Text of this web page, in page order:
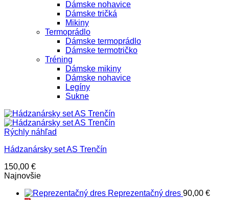
Dámske nohavice
Dámske tričká
Mikiny
Termoprádlo
Dámske termoprádlo
Dámske termotričko
Tréning
Dámske mikiny
Dámske nohavice
Legíny
Sukne
Rýchly náhľad
Hádzanársky set AS Trenčín
150,00 €
Najnovšie
Reprezentačný dres 90,00 €